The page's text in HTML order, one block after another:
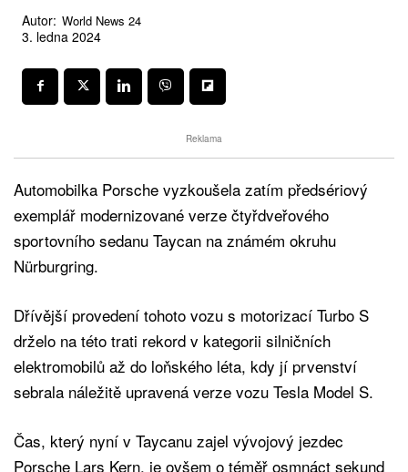
Autor: World News 24
3. ledna 2024
Reklama
Automobilka Porsche vyzkoušela zatím předsériový
exemplář modernizované verze čtyřdveřového
sportovního sedanu Taycan na známém okruhu
Nürburgring.
Dřívější provedení tohoto vozu s motorizací Turbo S
drželo na této trati rekord v kategorii silničních
elektromobilů až do loňského léta, kdy jí prvenství
sebrala náležitě upravená verze vozu Tesla Model S.
Čas, který nyní v Taycanu zajel vývojový jezdec
Porsche Lars Kern, je ovšem o téměř osmnáct sekund